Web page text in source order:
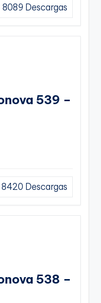
8089 Descargas
539 –
8420 Descargas
538 –